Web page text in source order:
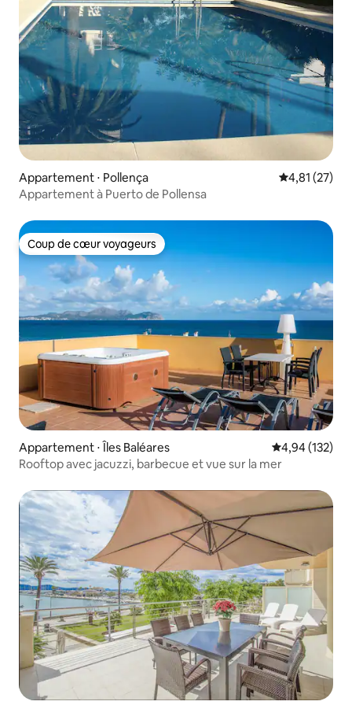
Appartement ⋅ Pollença Évaluation
4,81 (27)
Appartement à Puerto de Pollensa
Coup de cœur voyageurs
Coup de cœur voyageurs
Appartement ⋅ Îles Baléares Évaluation
4,94 (132)
Rooftop avec jacuzzi, barbecue et vue sur la mer